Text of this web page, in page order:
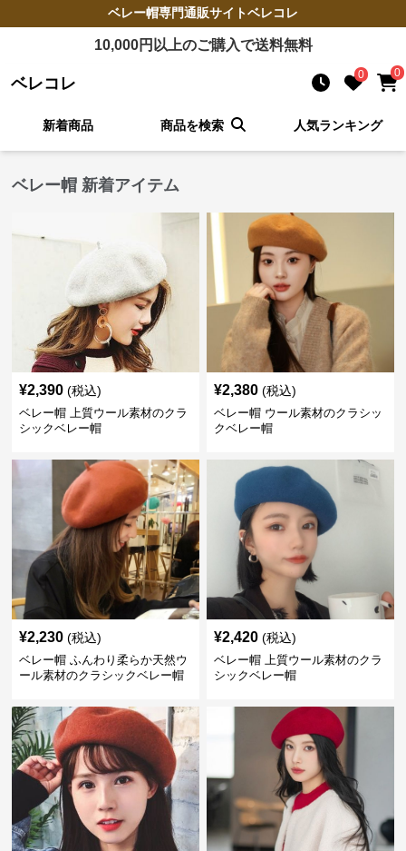
ベレー帽専門通販サイトベレコレ
10,000円以上のご購入で送料無料
ベレコレ 0 0
新着商品 商品を検索 人気ランキング
ベレー帽 新着アイテム
¥2,390 (税込)
ベレー帽 上質ウール素材のクラ
シックベレー帽
¥2,380 (税込)
ベレー帽 ウール素材のクラシッ
クベレー帽
¥2,230 (税込)
ベレー帽 ふんわり柔らか天然ウ
ール素材のクラシックベレー帽
¥2,420 (税込)
ベレー帽 上質ウール素材のクラ
シックベレー帽